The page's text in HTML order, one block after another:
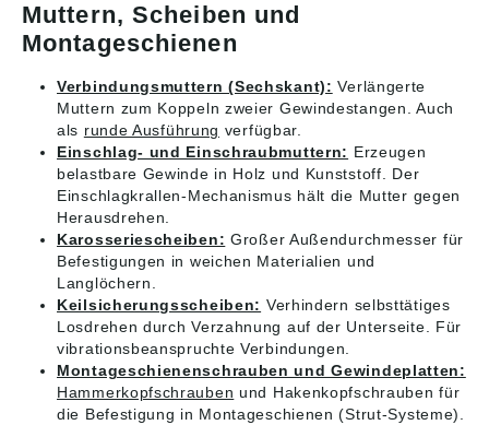
Muttern, Scheiben und
Montageschienen
Verbindungsmuttern (Sechskant): Verlängerte
Muttern zum Koppeln zweier Gewindestangen. Auch
als runde Ausführung verfügbar.
Einschlag- und Einschraubmuttern: Erzeugen
belastbare Gewinde in Holz und Kunststoff. Der
Einschlagkrallen-Mechanismus hält die Mutter gegen
Herausdrehen.
Karosseriescheiben: Großer Außendurchmesser für
Befestigungen in weichen Materialien und
Langlöchern.
Keilsicherungsscheiben: Verhindern selbsttätiges
Losdrehen durch Verzahnung auf der Unterseite. Für
vibrationsbeanspruchte Verbindungen.
Montageschienenschrauben und Gewindeplatten:
Hammerkopfschrauben und Hakenkopfschrauben für
die Befestigung in Montageschienen (Strut-Systeme).